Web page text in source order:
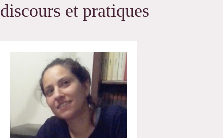
discours et pratiques